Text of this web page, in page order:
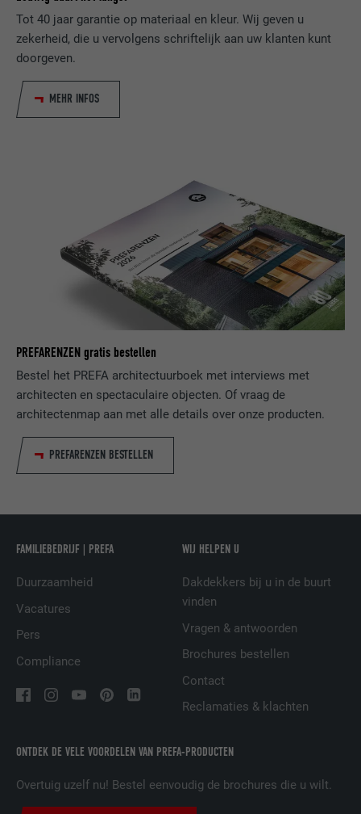
Tot 40 jaar garantie op materiaal en kleur. Wij geven u
zekerheid, die u vervolgens schriftelijk aan uw klanten kunt
doorgeven.
MEHR INFOS
PREFARENZEN gratis bestellen
Bestel het PREFA architectuurboek met interviews met
architecten en spectaculaire objecten. Of vraag de
architectenmap aan met alle details over onze producten.
PREFARENZEN BESTELLEN
ONTDEK DE VELE VOORDELEN VAN PREFA-PRODUCTEN
Overtuig uzelf nu! Bestel eenvoudig de brochures die u wilt.
FAMILIEBEDRIJF | PREFA
Duurzaamheid
Vacatures
Pers
Compliance
WIJ HELPEN U
Dakdekkers bij u in de buurt
vinden
Vragen & antwoorden
Brochures bestellen
Contact
Reclamaties & klachten
identificatiekenmerken.
DOEL
Ingesteld door LinkedIn wanneer een
website een ingebed "Volg ons"-venster
bevat.
NAAM
Gebruikt door de socialnetworking-dienst
LinkedIn voor het volgen van het gebruik
van ingebedde diensten.
bscookie
LinkedIn
DOEL
Gebruikt door de socialnetworking-dienst
LinkedIn voor het volgen van het gebruik
van ingebedde diensten.
Wordt gebruikt om bezoekers op meerdere
voorkeuren van de bezoeker relevante
reclame te presenteren.
AANBIEDER LinkedIn
VERVALTIJD 1 dag